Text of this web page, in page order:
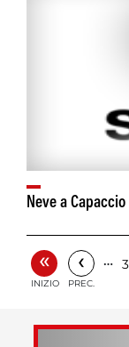
Neve a
«
INIZIO
‹
PREC.
…